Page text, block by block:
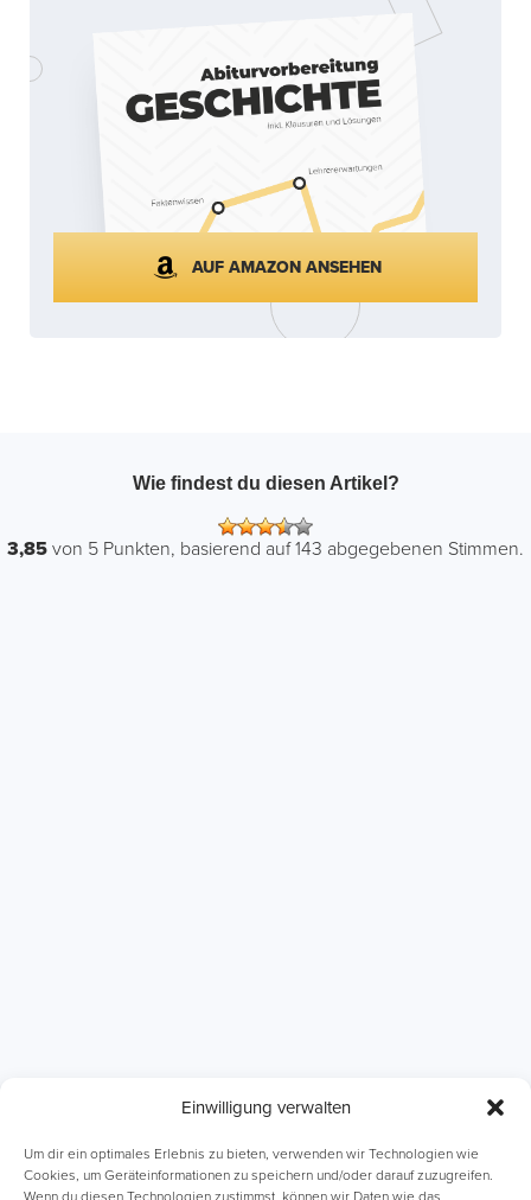
Einwilligung verwalten
Um dir ein optimales Erlebnis zu bieten, verwenden wir Technologien wie
Cookies, um Geräteinformationen zu speichern und/oder darauf zuzugreifen.
Wenn du diesen Technologien zustimmst, können wir Daten wie das
AUF AMAZON ANSEHEN
Wie findest du diesen Artikel?
3,85 von 5 Punkten, basierend auf143 abgegebenen Stimmen.
ABI Intensivkurse Online-Kurse